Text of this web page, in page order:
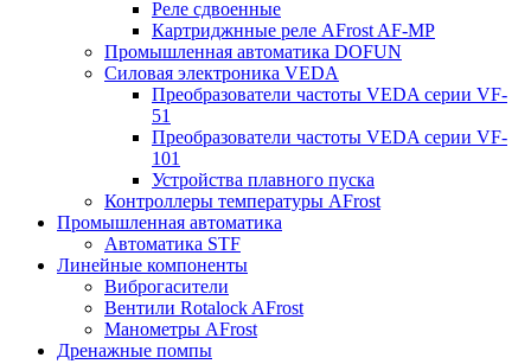
Реле сдвоенные
Картриджнные реле AFrost AF-MP
Промышленная автоматика DOFUN
Силовая электроника VEDA
Преобразователи частоты VEDA серии VF-
51
Преобразователи частоты VEDA серии VF-
101
Устройства плавного пуска
Контроллеры температуры AFrost
Промышленная автоматика
Автоматика STF
Линейные компоненты
Виброгасители
Вентили Rotalock AFrost
Манометры AFrost
Дренажные помпы